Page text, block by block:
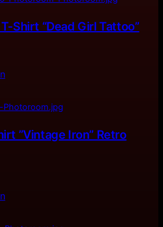
Shirt “Dead Girl Tattoo”
”Vintage Iron” Retro